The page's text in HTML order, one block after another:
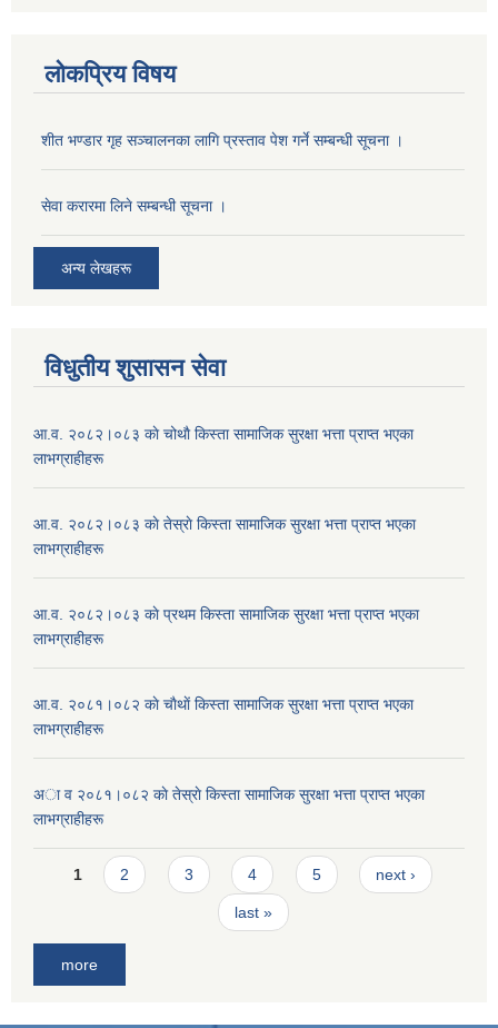
लोकप्रिय विषय
शीत भण्डार गृह सञ्चालनका लागि प्रस्ताव पेश गर्ने सम्बन्धी सूचना ।
सेवा करारमा लिने सम्बन्धी सूचना ।
अन्य लेखहरू
विधुतीय शुसासन सेवा
आ.व. २०८२।०८३ काे चोथाै‌ किस्ता सामाजिक सुरक्षा भत्ता प्राप्त भएका
लाभग्राहीहरू
आ.व. २०८२।०८३ काे तेस्राे किस्ता सामाजिक सुरक्षा भत्ता प्राप्त भएका
लाभग्राहीहरू
आ.व. २०८२।०८३ काे प्रथम किस्ता सामाजिक सुरक्षा भत्ता प्राप्त भएका
लाभग्राहीहरू
आ.व. २०८१।०८२ काे चाैथाें किस्ता सामाजिक सुरक्षा भत्ता प्राप्त भएका
लाभग्राहीहरू
अा व २०८१।०८२ काे तेस्राे किस्ता सामाजिक सुरक्षा भत्ता प्राप्त भएका
लाभग्राहीहरू
Pages
1 2 3 4 5 next ›
last »
more